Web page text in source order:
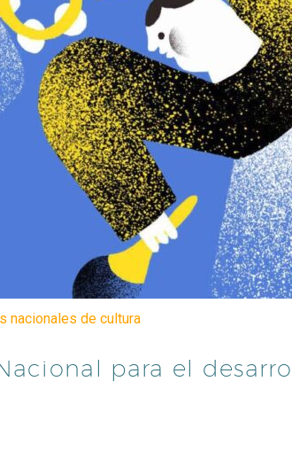
nacionales de cultura
para el